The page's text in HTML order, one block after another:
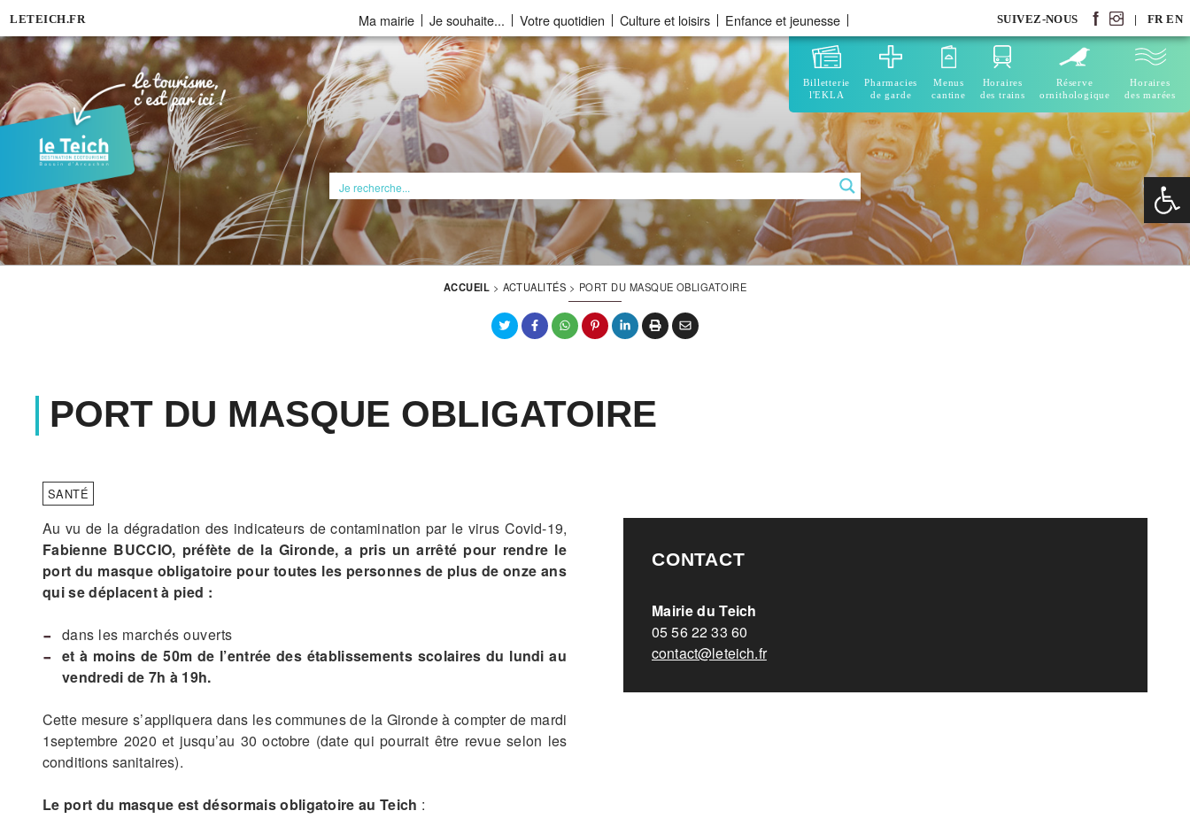
contenu
principal
LETEICH.FR Ma mairie Je souhaite... Votre quotidien Culture et loisirs Enfance et jeunesse SUIVEZ-NOUS | FR EN
Billetterie
l'EKLA
Pharmacies
de garde
Menus
cantine
Horaires
des trains
Réserve
ornithologique
Horaires
des marées
ACCUEIL > ACTUALITÉS > PORT DU MASQUE OBLIGATOIRE
PORT DU MASQUE OBLIGATOIRE
SANTÉ
Au vu de la dégradation des indicateurs de contamination par le virus Covid-19,
Fabienne BUCCIO, préfète de la Gironde, a pris un arrêté pour rendre le
port du masque obligatoire pour toutes les personnes de plus de onze ans
qui se déplacent à pied :
dans les marchés ouverts
et à moins de 50m de l’entrée des établissements scolaires du lundi au
vendredi de 7h à 19h.
Cette mesure s’appliquera dans les communes de la Gironde à compter de mardi
1septembre 2020 et jusqu’au 30 octobre (date qui pourrait être revue selon les
conditions sanitaires).
Le port du masque est désormais obligatoire au Teich :
CONTACT
Mairie du Teich
05 56 22 33 60
contact@leteich.fr
Ouvrir